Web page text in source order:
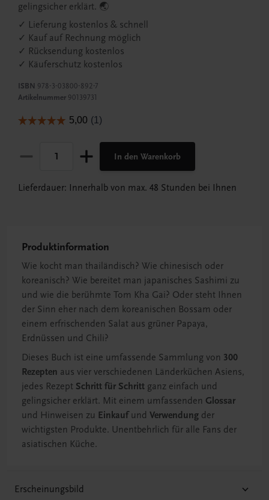
gelingsicher erklärt. 🌏
✓ Lieferung kostenlos & schnell
✓ Kauf auf Rechnung möglich
✓ Rücksendung kostenlos
✓ Käuferschutz kostenlos
ISBN 978-3-03800-892-7
Artikelnummer 90139731
In den Warenkorb
Lieferdauer: Innerhalb von max. 48 Stunden bei Ihnen
Produktinformation
Wie kocht man thailändisch? Wie chinesisch oder
koreanisch? Wie bereitet man japanisches Sashimi zu
und wie die berühmte Tom Kha Gai? Oder steht Ihnen
der Sinn eher nach dem koreanischen Bossam oder
einem erfrischenden Salat aus grüner Papaya,
Erdnüssen und Chili?
Dieses Buch ist eine umfassende Sammlung von 300
Rezepten aus vier verschiedenen Länderküchen Asiens,
jedes Rezept Schritt für Schritt ganz einfach und
gelingsicher erklärt. Mit einem umfassenden Glossar
und Hinweisen zu Einkaufund Verwendung der
wichtigsten Produkte. Unentbehrlich für alle Fans der
asiatischen Küche.
Erscheinungsbild